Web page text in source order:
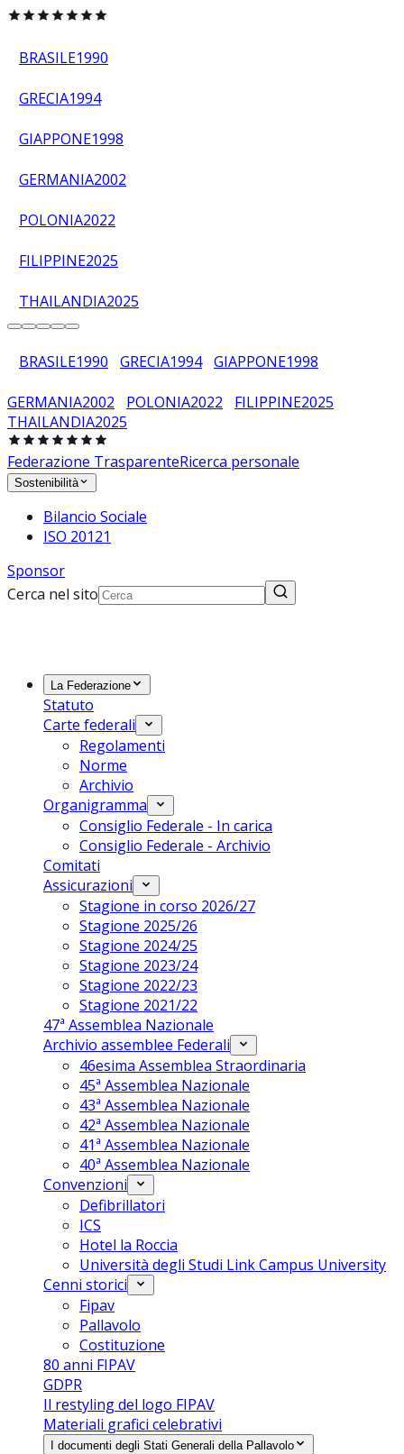
BRASILE1990
GRECIA1994
GIAPPONE1998
GERMANIA2002
POLONIA2022
FILIPPINE2025
THAILANDIA2025
BRASILE1990 GRECIA1994 GIAPPONE1998
GERMANIA2002 POLONIA2022 FILIPPINE2025
THAILANDIA2025
Federazione TrasparenteRicerca personale
Sostenibilità
Bilancio Sociale
ISO 20121
Sponsor
Cerca nel sito
La Federazione
Statuto
Carte federali
Regolamenti
Norme
Archivio
Organigramma
Consiglio Federale - In carica
Consiglio Federale - Archivio
Comitati
Assicurazioni
Stagione in corso 2026/27
Stagione 2025/26
Stagione 2024/25
Stagione 2023/24
Stagione 2022/23
Stagione 2021/22
47ª Assemblea Nazionale
Archivio assemblee Federali
46esima Assemblea Straordinaria
45ª Assemblea Nazionale
43ª Assemblea Nazionale
42ª Assemblea Nazionale
41ª Assemblea Nazionale
40ª Assemblea Nazionale
Convenzioni
Defibrillatori
ICS
Hotel la Roccia
Università degli Studi Link Campus University
Cenni storici
Fipav
Pallavolo
Costituzione
80 anni FIPAV
GDPR
Il restyling del logo FIPAV
Materiali grafici celebrativi
I documenti degli Stati Generali della Pallavolo